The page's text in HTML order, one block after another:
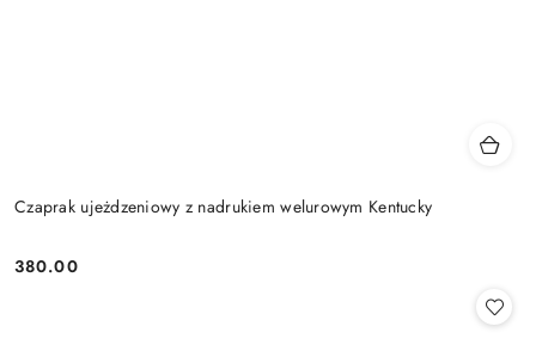
Czaprak ujeżdzeniowy z nadrukiem welurowym Kentucky
Cena:
380.00